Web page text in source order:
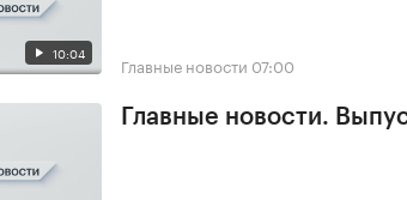
10:04 Главные новости 07:00
Главные новости.